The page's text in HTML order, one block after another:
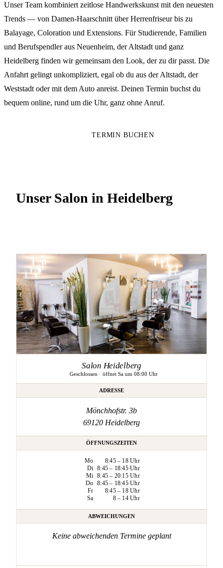
Unser Team kombiniert zeitlose Handwerkskunst mit den neuesten
Trends — von Damen-Haarschnitt über Herrenfriseur bis zu
Balayage, Coloration und Extensions. Für Studierende, Familien
und Berufspendler aus Neuenheim, der Altstadt und ganz
Heidelberg finden wir gemeinsam den Look, der zu dir passt. Die
Anfahrt gelingt unkompliziert, egal ob du aus der Altstadt, der
Weststadt oder mit dem Auto anreist. Deinen Termin buchst du
bequem online, rund um die Uhr, ganz ohne Anruf.
TERMIN BUCHEN
Unser Salon in Heidelberg
Salon Heidelberg
Geschlossen · öffnet Sa um 08:00 Uhr
ADRESSE
Mönchhofstr. 3b
69120 Heidelberg
ÖFFNUNGSZEITEN
Mo
8:45 – 18 Uhr
Di 8:45 – 18:45 Uhr
Mi 8:45 – 20:15 Uhr
Do 8:45 – 18:45 Uhr
Fr
8:45 – 18 Uhr
Sa
8 – 14 Uhr
ABWEICHUNGEN
Keine abweichenden Termine geplant